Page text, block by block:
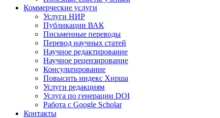
Коммерческие услуги
Услуги НИР
Публикации ВАК
Письменные переводы
Перевод научных статей
Научное редактирование
Научное рецензирование
Консультирование
Повысить индекс Хирша
Услуги редакциям
Услуга по генерации DOI
Работа с Google Scholar
Контакты